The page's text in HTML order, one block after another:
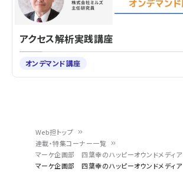
Web担トップ
連載・特集コーナー一覧
マーケ企画部 四葉幸のハッピーオウンドメディア
マーケ企画部 四葉幸のハッピーオウンドメディア
アクセス解析実践講座
オンデマンド講座